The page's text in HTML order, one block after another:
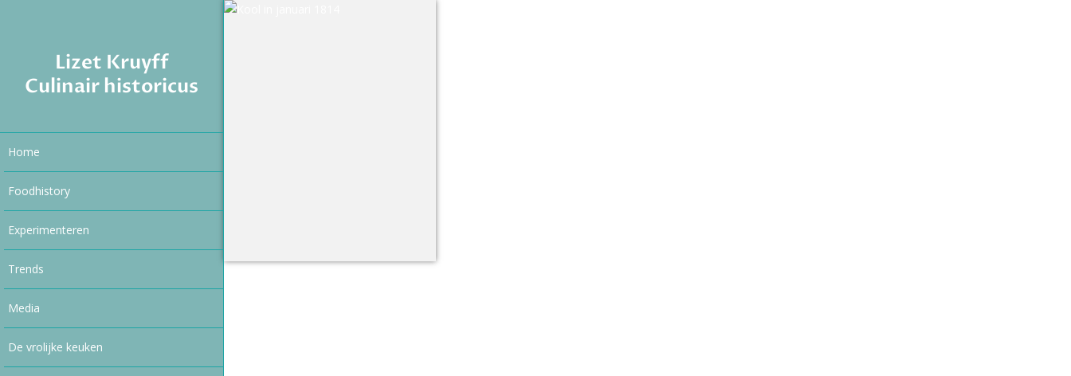
Lizet Kruyff
Culinair historicus
Home
Foodhistory
Experimenteren
Trends
Media
De vrolijke keuken